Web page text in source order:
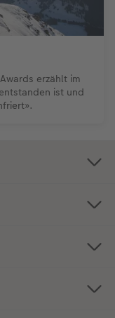
erzählt im
ist und